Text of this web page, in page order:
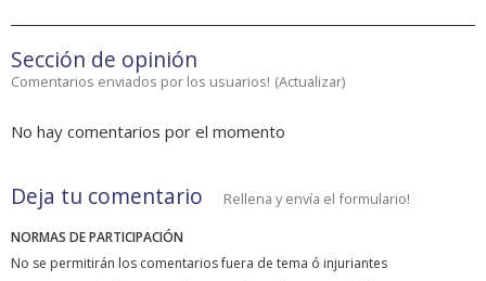
Sección de opinión
Comentarios enviados por los usuarios! (Actualizar)
No hay comentarios por el momento
Deja tu comentario Rellena y envía el formulario!
NORMAS DE PARTICIPACIÓN
No se permitirán los comentarios fuera de tema ó injuriantes